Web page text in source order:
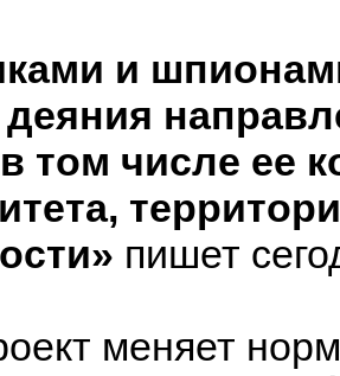
и
деяния
том числе ее
пишет
меняет